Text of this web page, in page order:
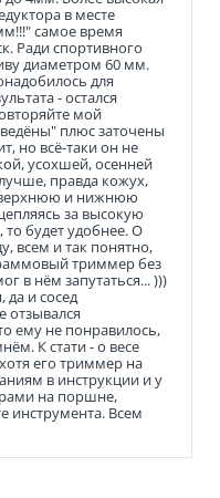
в месте
самое время
Ради спортивного
диаметром 60 мм.
для
- остался
мой
плюс заточены
но всё-таки он не
усохшей, осенней
правда кожух,
верхнюю и нижнюю
за высокую
то будет удобнее. О
всем и так понятно,
триммер без
в нём запутаться... )))
и сосед
ему не понравилось,
К стати - о весе
его триммер на
в инструкции и у
на поршне,
инструмента. Всем